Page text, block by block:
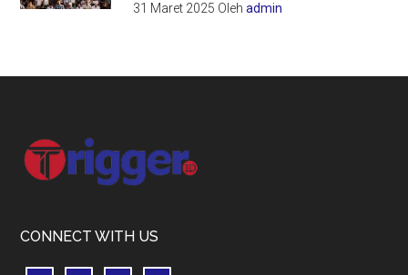
31 Maret 2025 Olehadmin
Footer
CONNECT WITH US